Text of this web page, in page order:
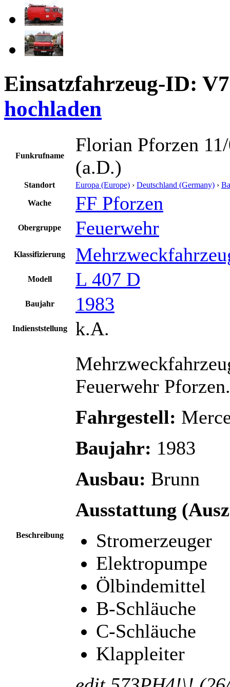
Einsatzfahrzeug-ID:
hochladen
Funkrufname
Florian Pforzen
(a.D.)
Standort Europa (Europe) › Deutschland (Germany) ›
Wache FF Pforzen
Obergruppe Feuerwehr
Klassifizierung
Modell L 407 D
Baujahr 1983
Indienststellung k.A.
Beschreibung
Feuerwehr Pforzen.
Fahrgestell:
Baujahr: 1983
Ausbau: Brunn
Ausstattung
Stromerzeuger
Elektropumpe
Ölbindemittel
B-Schläuche
C-Schläuche
Klappleiter